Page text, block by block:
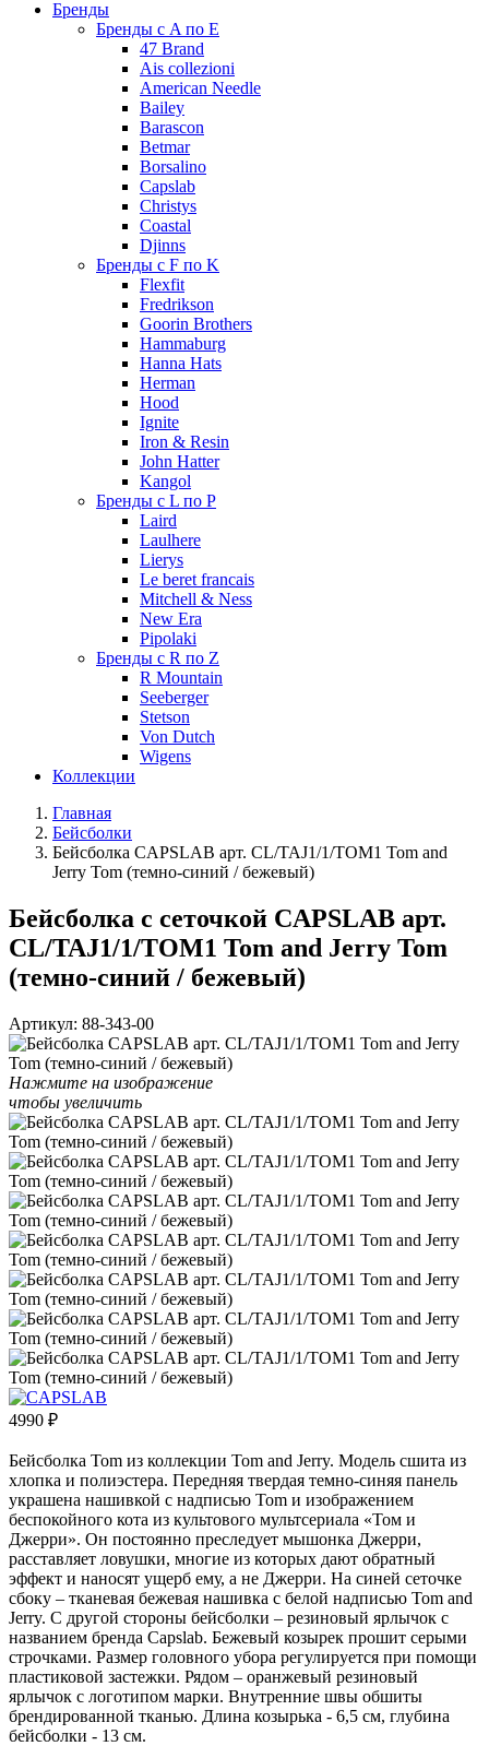
Бренды
Бренды с A по E
47 Brand
Ais collezioni
American Needle
Bailey
Barascon
Betmar
Borsalino
Capslab
Christys
Coastal
Djinns
Бренды с F по K
Flexfit
Fredrikson
Goorin Brothers
Hammaburg
Hanna Hats
Herman
Hood
Ignite
Iron & Resin
John Hatter
Kangol
Бренды с L по P
Laird
Laulhere
Lierys
Le beret francais
Mitchell & Ness
New Era
Pipolaki
Бренды с R по Z
R Mountain
Seeberger
Stetson
Von Dutch
Wigens
Коллекции
Главная
Бейсболки
Бейсболка CAPSLAB арт. CL/TAJ1/1/TOM1 Tom and
Jerry Tom (темно-синий / бежевый)
Бейсболка с сеточкой CAPSLAB арт.
CL/TAJ1/1/TOM1 Tom and Jerry Tom
(темно-синий / бежевый)
Артикул: 88-343-00
Нажмите на изображение
чтобы увеличить
4990 ₽
Бейсболка Tom из коллекции Tom and Jerry. Модель сшита из
хлопка и полиэстера. Передняя твердая темно-синяя панель
украшена нашивкой с надписью Tom и изображением
беспокойного кота из культового мультсериала «Том и
Джерри». Он постоянно преследует мышонка Джерри,
расставляет ловушки, многие из которых дают обратный
эффект и наносят ущерб ему, а не Джерри. На синей сеточке
сбоку – тканевая бежевая нашивка с белой надписью Tom and
Jerry. С другой стороны бейсболки – резиновый ярлычок с
названием бренда Capslab. Бежевый козырек прошит серыми
строчками. Размер головного убора регулируется при помощи
пластиковой застежки. Рядом – оранжевый резиновый
ярлычок с логотипом марки. Внутренние швы обшиты
брендированной тканью. Длина козырька - 6,5 см, глубина
бейсболки - 13 см.